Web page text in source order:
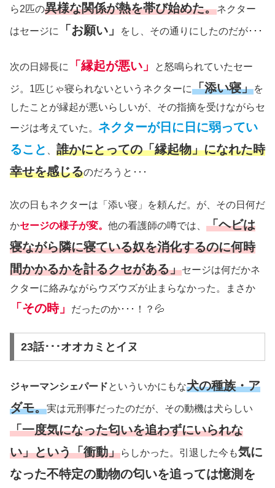
ら2匹の異様な関係が熱を帯び始めた。ネクター
はセージに 「お願い」 をし、その通りにしたのだが･･･
次の日婦長に 「縁起が悪い」 と怒鳴られていたセー
ジ。1匹じゃ寝られないというネクターに「添い寝」を
したことが縁起が悪いらしいが、その指摘を受けながらセ
ージは考えていた。 ネクターが日に日に弱ってい
ること
誰かにとっての「縁起物」になれた時
幸せを感じるのだろうと･･･
次の日もネクターは「添い寝」を頼んだ。が、その日何だ
かセージの様子が変。 他の看護師の噂では、 「ヘビは
寝ながら隣に寝ている奴を消化するのに何時
間かかるかを計るクセがある」セージは何だかネ
クターに絡みながらウズウズが止まらなかった。まさか
「その時」 だったのか･･･！？💦
23話･･･オオカミとイヌ
ジャーマンシェパードといういかにもな犬の種族・ア
ダモ。実は元刑事だったのだが、その動機は犬らしい
「一度気になった匂いを追わずにいられな
い」という「衝動」らしかった。引退した今も気に
なった不特定の動物の匂いを追っては憶測を